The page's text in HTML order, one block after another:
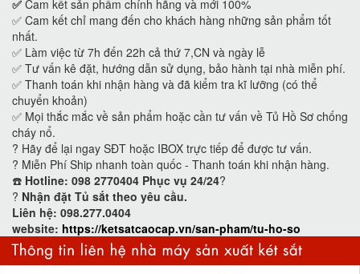
✅ Cam kết sản phẩm chính hãng và mới 100%
✅ Cam kết chỉ mang đến cho khách hàng những sản phẩm tốt
nhất.
✅ Làm việc từ 7h đến 22h cả thứ 7,CN và ngày lễ
✅ Tư vấn kê đặt, hướng dẫn sử dụng, bảo hành tại nhà miễn phí.
✅ Thanh toán khi nhận hàng và đã kiểm tra kĩ lưỡng (có thể
chuyển khoản)
✅ Mọi thắc mắc về sản phẩm hoặc cần tư vấn về Tủ Hồ Sơ chống
cháy nổ.
? Hãy để lại ngay SĐT hoặc IBOX trực tiếp để được tư vấn.
? Miễn Phí Ship nhanh toàn quốc - Thanh toán khi nhận hàng.
☎️ Hotline: 098 2770404 Phục vụ 24/24?
? Nhận đặt Tủ sắt theo yêu cầu.
Liên hệ: 098.277.0404
website: https://ketsatcaocap.vn/san-pham/tu-ho-so